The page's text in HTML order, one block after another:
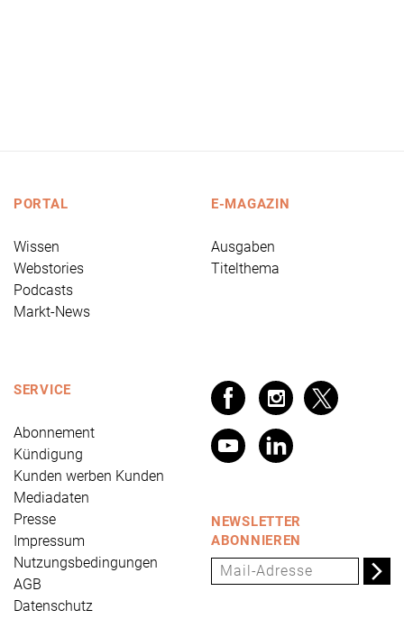
PORTAL
Wissen
Webstories
Podcasts
Markt-News
E-MAGAZIN
Ausgaben
Titelthema
SERVICE
Abonnement
Kündigung
Kunden werben Kunden
Mediadaten
Presse
Impressum
Nutzungsbedingungen
AGB
Datenschutz
NEWSLETTER
ABONNIEREN